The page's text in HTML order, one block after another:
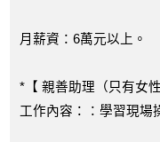
月薪資：6萬元以上。
*【 親善助理（只有女
工作內容：：學習現場